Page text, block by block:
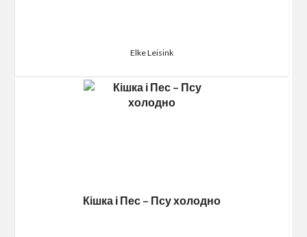
Elke Leisink
Кішка і Пес – Псу холодно